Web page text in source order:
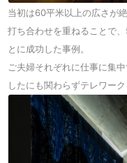
当初は60平米以上の広さが
打ち合わせを重ねることで
とに成功した事例。
ご夫婦それぞれに仕事に集
したにも関わらずテレワー